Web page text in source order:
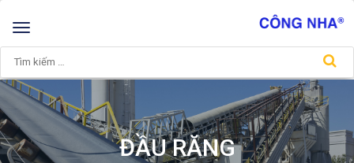
Toggle
navigation
ĐẦU RĂNG